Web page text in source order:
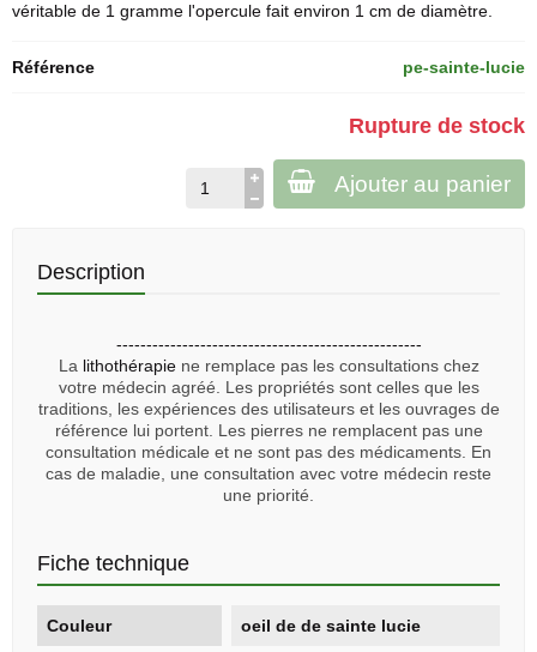
véritable de 1 gramme l'opercule fait environ 1 cm de diamètre.
Référence pe-sainte-lucie
Rupture de stock
Ajouter au panier
Description
---------------------------------------------------
La lithothérapiene remplace pas les consultations chez
votre médecin agréé. Les propriétés sont celles que les
traditions, les expériences des utilisateurs et les ouvrages de
référence lui portent. Les pierres ne remplacent pas une
consultation médicale et ne sont pas des médicaments. En
cas de maladie, une consultation avec votre médecin reste
une priorité.
Fiche technique
Couleur oeil de de sainte lucie